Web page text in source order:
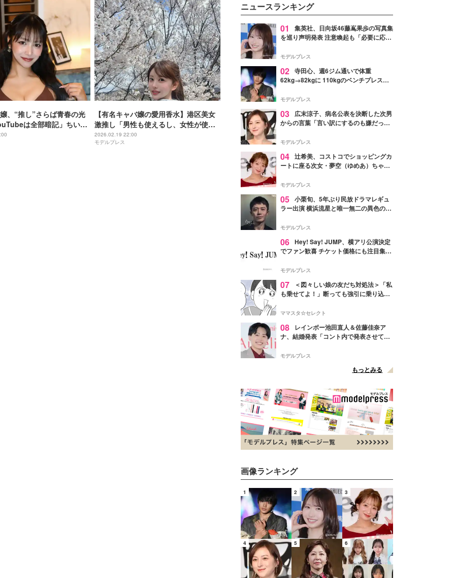
、“推し”さらば青春の光
は全部暗記」ちいか
徹底したグッズ集め「置
【有名キャバ嬢の愛用香水】港区美女
激推し「男性も使えるし、女性が使っ
てもかっこいい」香り 周りと被らない
5本リピート・10年愛用など
2026.02.19 22:00
モデルプレス
デルの宮城舞と島村雄大の特別対
談をお届け！それぞれの視点か
ら、今作ならではの魅力や予想外
の感動をもたらす奥深いストーリ
た。
ニュースランキング
01
集英社、日向坂46藤嶌果歩の写真集
を巡り声明発表 注意喚起も「必要に応じ
モデルプレス
02 寺田心、週6ジム通いで体重
62kg→82kgに 110kgのベンチプレス持
「かっこいい」と反響
モデルプレス
03
広末涼子、病名公表を決断した次男
からの言葉「言い訳にするのも嫌だっ
モデルプレス
04 辻希美、コストコでショッピングカ
ートに座る次女・夢空（ゆめあ）ちゃん
ぎ」「成長を感じる」の声
モデルプレス
05 小栗旬、5年ぶり民放ドラマレギュ
ラー出演 横浜流星と唯一無二の異色のバ
モデルプレス
06 Hey! Say! JUMP、横アリ公演決定
でファン歓喜 チケット価格にも注目集ま
モデルプレス
07
＜図々しい娘の友だち対処法＞「私
も乗せてよ！」断っても強引に乗り込ん
ママスタ☆セレクト
08
レインボー池田直人＆佐藤佳奈ア
ナ、結婚発表「コント内で発表させてい
点変更のため
モデルプレス
もっとみる
画像ランキング
1 2 3
4 5 6